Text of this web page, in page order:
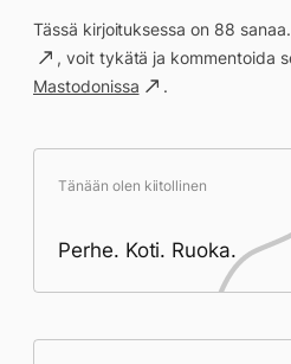
Tässä kirjoituksessa on 88
, voit tykätä ja kommentoida
Mastodonissa
.
Tänään olen kiitollinen
Perhe. Koti. Ruoka.